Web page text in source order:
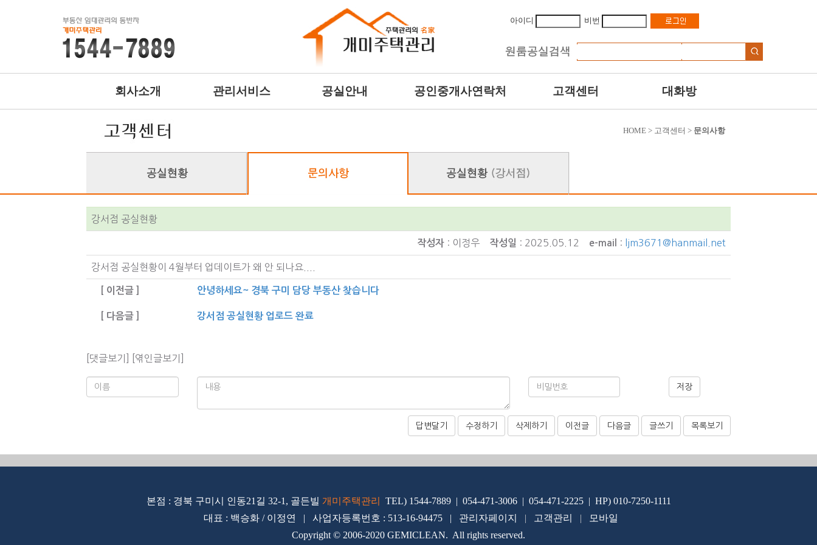
아이디 비번
회사소개 관리서비스 공실안내 공인중개사연락처 고객센터 대화방
HOME > 고객센터 > 문의사항
강서점 공실현황
작성자 : 이정우 작성일 : 2025.05.12 e-mail : ljm3671@hanmail.net
강서점 공실현황이 4월부터 업데이트가 왜 안 되나요....
[ 이전글 ] 안녕하세요~ 경북 구미 담당 부동산 찾습니다
[ 다음글 ] 강서점 공실현황 업로드 완료
[댓글보기] [엮인글보기]
저장
답변달기 수정하기 삭제하기 이전글 다음글 글쓰기 목록보기
본점 : 경북 구미시 인동21길 32-1, 골든빌 개미주택관리 TEL) 1544-7889 | 054-471-3006 | 054-471-2225 | HP) 010-7250-1111
대표 : 백승화 / 이정연 | 사업자등록번호 : 513-16-94475 | 관리 자페이지 | 고객관리 |
모바일
Copyright © 2006-2020 GEMICLEAN. All rights reserved.